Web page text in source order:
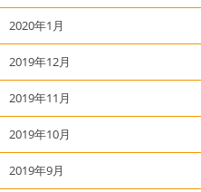
2020年1月
2019年12月
2019年11月
2019年10月
2019年9月